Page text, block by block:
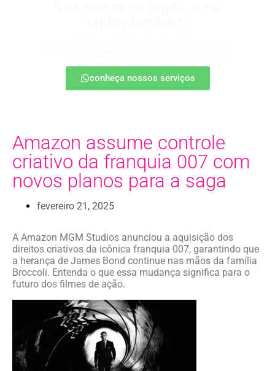
conheça nossos serviços
Amazon assume controle
criativo da franquia 007 com
novos planos para a saga
fevereiro 21, 2025
A Amazon MGM Studios anunciou a aquisição dos
direitos criativos da icônica franquia 007, garantindo que
a herança de James Bond continue nas mãos da família
Broccoli. Entenda o que essa mudança significa para o
futuro dos filmes de ação.